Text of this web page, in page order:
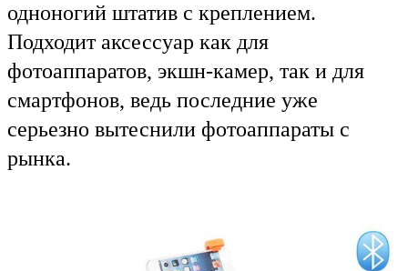
одноногий штатив с креплением.
Подходит аксессуар как для
фотоаппаратов, экшн-камер, так и для
смартфонов, ведь последние уже
серьезно вытеснили фотоаппараты с
рынка.